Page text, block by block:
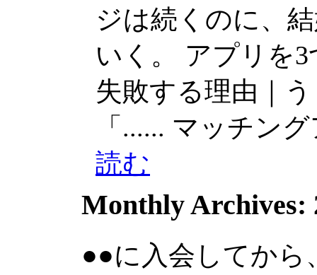
ジは続くのに、
いく。 アプリを3
失敗する理由｜
「...... マッチン
読む
Monthly Archives:
●●に入会してから